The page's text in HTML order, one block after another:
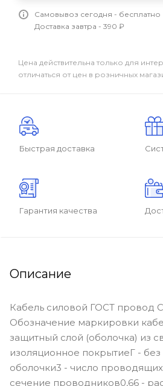
Самовывоз сегодня - бесплатно
Доставка завтра - 390 ₽
Цена действительна только для
отличаться от цен в розничных
Быстрая доставка
Гарантия качества
Описание
Кабель силовой ГОСТ провод
Обозначение маркировки
защитный слой (оболочка) из
изоляционное покрытиеГ -
оболочки3 - число
сечение проводников0,66 -